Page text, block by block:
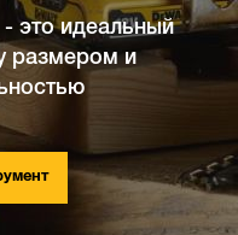
это идеальный
размером и